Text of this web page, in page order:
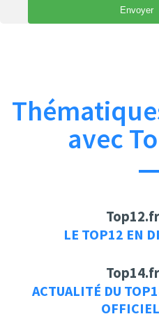
avec
Top12.fr
LE TOP12 EN
Top14.fr
ACTUALITÉ DU